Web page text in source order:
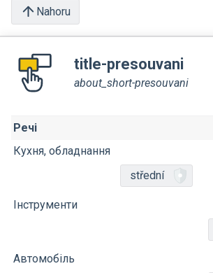
Nahoru
title-presouvani
about_short-presouvani
Речі
Кухня, обладнання
střední
Інструменти
Автомобіль